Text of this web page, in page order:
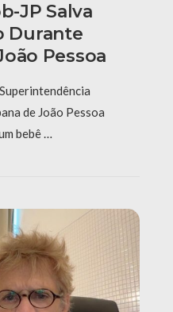
JP Salva
Durante
Pessoa
de João Pessoa
bebê …